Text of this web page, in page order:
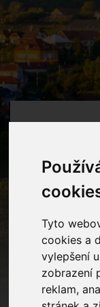
Tyto
cookies a
vylepšení
zobrazení
reklam,
23.02.2026 v